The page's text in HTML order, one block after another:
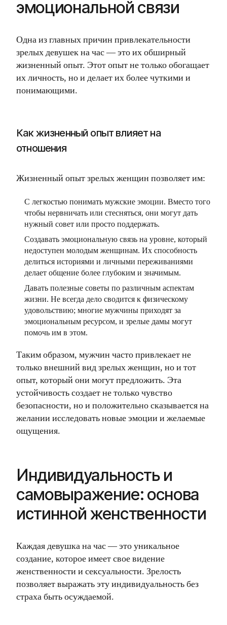
эмоциональной связи
Одна из главных причин привлекательности
зрелых девушек на час — это их обширный
жизненный опыт. Этот опыт не только обогащает
их личность, но и делает их более чуткими и
понимающими.
Как жизненный опыт влияет на
отношения
Жизненный опыт зрелых женщин позволяет им:
С легкостью понимать мужские эмоции. Вместо того
чтобы нервничать или стесняться, они могут дать
нужный совет или просто поддержать.
Создавать эмоциональную связь на уровне, который
недоступен молодым женщинам. Их способность
делиться историями и личными переживаниями
делает общение более глубоким и значимым.
Давать полезные советы по различным аспектам
жизни. Не всегда дело сводится к физическому
удовольствию; многие мужчины приходят за
эмоциональным ресурсом, и зрелые дамы могут
помочь им в этом.
Таким образом, мужчин часто привлекает не
только внешний вид зрелых женщин, но и тот
опыт, который они могут предложить. Эта
устойчивость создает не только чувство
безопасности, но и положительно сказывается на
желании исследовать новые эмоции и желаемые
ощущения.
Индивидуальность и
самовыражение: основа
истинной женственности
Каждая девушка на час — это уникальное
создание, которое имеет свое видение
женственности и сексуальности. Зрелость
позволяет выражать эту индивидуальность без
страха быть осуждаемой.